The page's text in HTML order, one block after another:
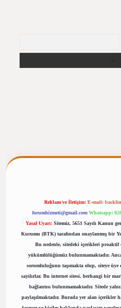
Reklam ve İletişim: E-mail:
forumhizmeti@gmail.com Whatsapp:
Yasal Uyarı: Sitemiz, 5651 Sayılı Kanun
Kurumu (BTK) tarafından onaylanmış bir
Bu nedenle, sitedeki içerikleri proaktif
yükümlülüğümüz bulunmamaktadır.
sorumluluğunu taşımakta olup, siteye
sayılırlar. Bu internet sitesi, herhangi bir
bağlantısı bulunmamaktadır. Sitede
paylaşılmaktadır. Burada yer alan içerikler